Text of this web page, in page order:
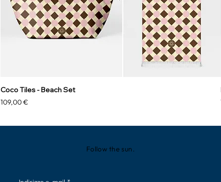
Coco Tiles - Beach Set
Prezzo
109,00 €
Follow the sun.